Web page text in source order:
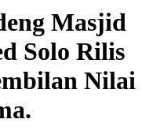
Masjid
Solo Rilis
Nilai